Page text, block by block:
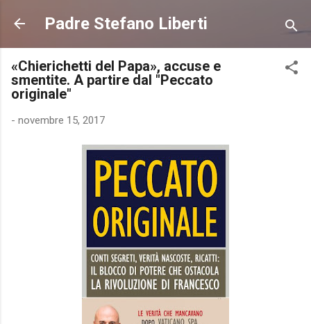
Passa ai contenuti principali
Padre Stefano Liberti
«Chierichetti del Papa», accuse e
smentite. A partire dal "Peccato
originale"
- novembre 15, 2017